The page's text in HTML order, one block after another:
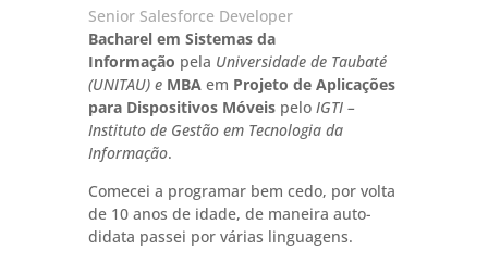
Senior Salesforce Developer
Bacharel em Sistemas da
Informação pela Universidade de Taubaté
(UNITAU) e MBAem Projeto de Aplicações
para Dispositivos Móveispelo IGTI –
Instituto de Gestão em Tecnologia da
Informação.
Comecei a programar bem cedo, por volta
de 10 anos de idade, de maneira auto-
didata passei por várias linguagens.